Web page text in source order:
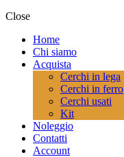
Close
Home
Chi siamo
Acquista
Cerchi in lega
Cerchi in ferro
Cerchi usati
Kit
Noleggio
Contatti
Account